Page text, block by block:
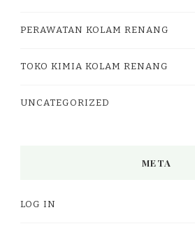
PERAWATAN KOLAM RENANG
TOKO KIMIA KOLAM RENANG
UNCATEGORIZED
META
LOG IN